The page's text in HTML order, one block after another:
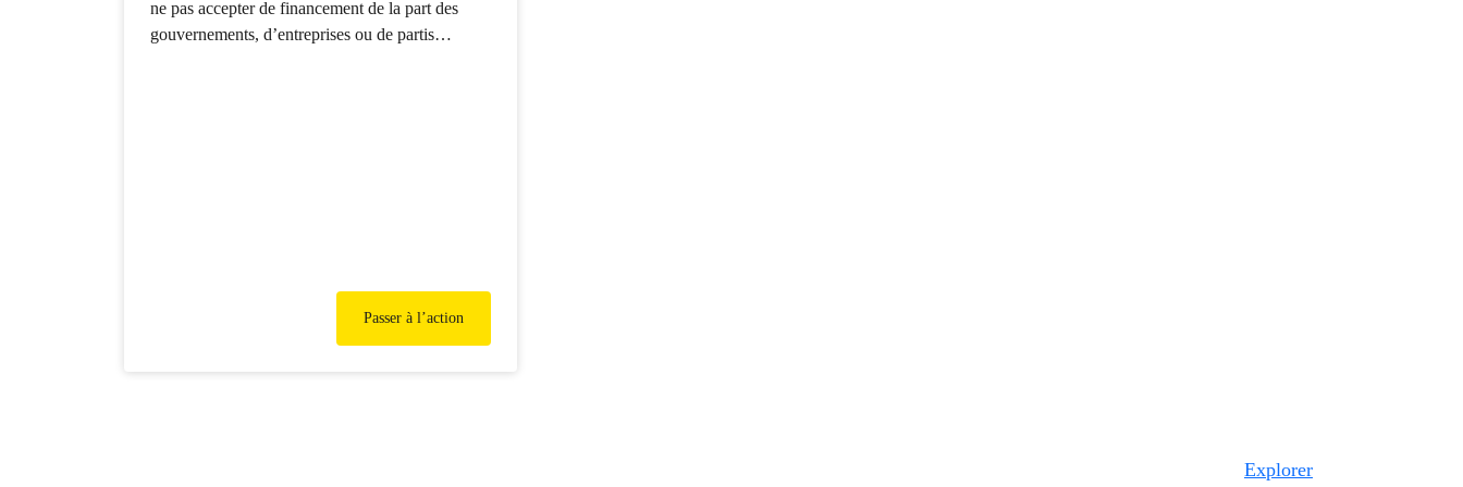
ne pas accepter de financement de la part des
gouvernements, d’entreprises ou de partis
Passer à l’action
Explorer